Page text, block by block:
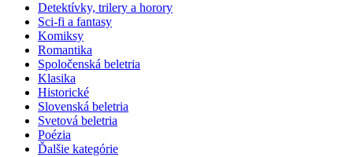
Detektívky, trilery a horory
Sci-fi a fantasy
Komiksy
Romantika
Spoločenská beletria
Klasika
Historické
Slovenská beletria
Svetová beletria
Poézia
Ďalšie kategórie